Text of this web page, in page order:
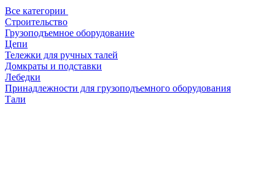
Все категории
Строительство
Грузоподъемное оборудование
Цепи
Тележки для ручных талей
Домкраты и подставки
Лебедки
Принадлежности для грузоподъемного оборудования
Тали